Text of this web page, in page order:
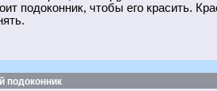
подоконник, чтобы его красить.
подоконник